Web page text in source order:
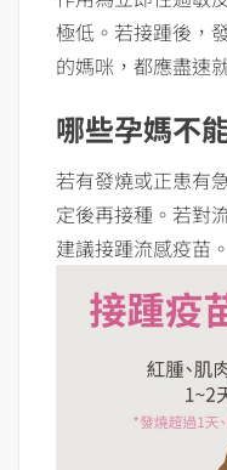
極低。若接踵後，
的媽咪，都應盡速
哪些孕媽不
若有發燒或正患有
定後再接種。若對
建議接踵流感疫苗。